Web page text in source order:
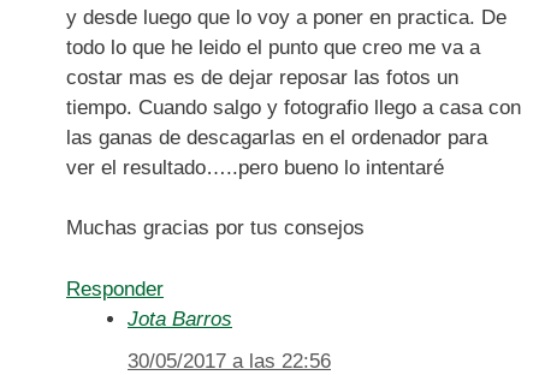
y desde luego que lo voy a poner en practica. De
todo lo que he leido el punto que creo me va a
costar mas es de dejar reposar las fotos un
tiempo. Cuando salgo y fotografio llego a casa con
las ganas de descagarlas en el ordenador para
ver el resultado…..pero bueno lo intentaré
Muchas gracias por tus consejos
Responder
Jota Barros
30/05/2017 a las 22:56